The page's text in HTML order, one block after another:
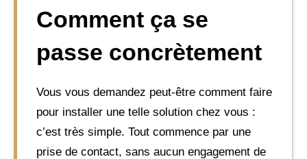
Comment ça se
passe concrètement
Vous vous demandez peut-être comment faire
pour installer une telle solution chez vous :
c’est très simple. Tout commence par une
prise de contact, sans aucun engagement de